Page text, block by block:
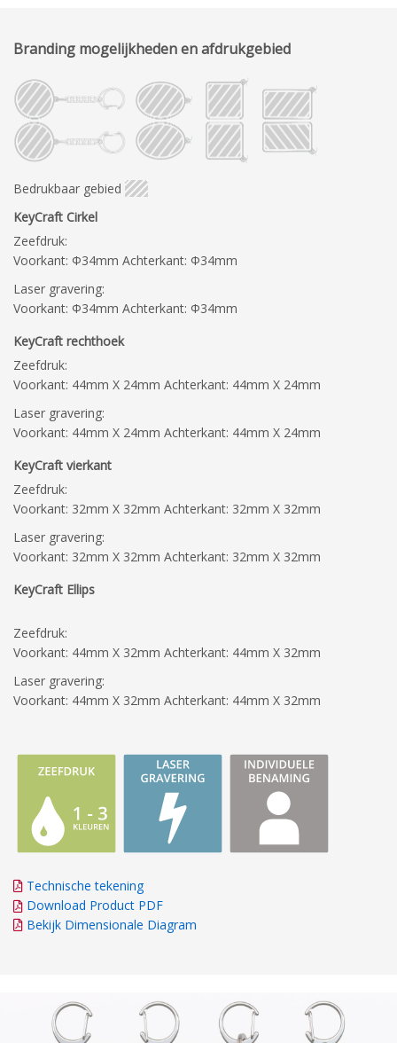
Branding mogelijkheden en afdrukgebied
Bedrukbaar gebied
KeyCraft Cirkel
Zeefdruk:
Voorkant: Φ34mm Achterkant: Φ34mm
Laser gravering:
Voorkant: Φ34mm Achterkant: Φ34mm
KeyCraft rechthoek
Zeefdruk:
Voorkant: 44mm X 24mm Achterkant: 44mm X 24mm
Laser gravering:
Voorkant: 44mm X 24mm Achterkant: 44mm X 24mm
KeyCraft vierkant
Zeefdruk:
Voorkant: 32mm X 32mm Achterkant: 32mm X 32mm
Laser gravering:
Voorkant: 32mm X 32mm Achterkant: 32mm X 32mm
KeyCraft Ellips
Zeefdruk:
Voorkant: 44mm X 32mm Achterkant: 44mm X 32mm
Laser gravering:
Voorkant: 44mm X 32mm Achterkant: 44mm X 32mm
Technische tekening
Download Product PDF
Bekijk Dimensionale Diagram